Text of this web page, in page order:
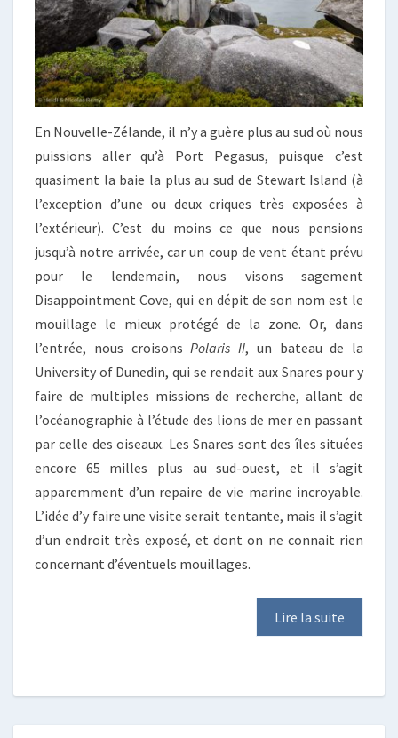
En Nouvelle-Zélande, il n’y a guère plus au sud où nous
puissions aller qu’à Port Pegasus, puisque c’est
quasiment la baie la plus au sud de Stewart Island (à
l’exception d’une ou deux criques très exposées à
l’extérieur). C’est du moins ce que nous pensions
jusqu’à notre arrivée, car un coup de vent étant prévu
pour le lendemain, nous visons sagement
Disappointment Cove, qui en dépit de son nom est le
mouillage le mieux protégé de la zone. Or, dans
l’entrée, nous croisonsPolaris II, un bateau de la
University of Dunedin, qui se rendait aux Snares pour y
faire de multiples missions de recherche, allant de
l’océanographie à l’étude des lions de mer en passant
par celle des oiseaux. Les Snares sont des îles situées
encore 65 milles plus au sud-ouest, et il s’agit
apparemment d’un repaire de vie marine incroyable.
L’idée d’y faire une visite serait tentante, mais il s’agit
d’un endroit très exposé, et dont on ne connait rien
concernant d’éventuels mouillages.
Lire la suite